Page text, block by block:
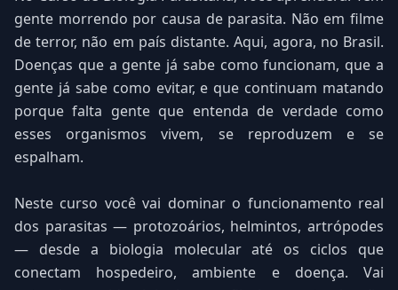
gente morrendo por causa de parasita. Não em filme
de terror, não em país distante. Aqui, agora, no Brasil.
Doenças que a gente já sabe como funcionam, que a
gente já sabe como evitar, e que continuam matando
porque falta gente que entenda de verdade como
esses organismos vivem, se reproduzem e se
espalham.
Neste curso você vai dominar o funcionamento real
dos parasitas — protozoários, helmintos, artrópodes
— desde a biologia molecular até os ciclos que
conectam hospedeiro, ambiente e doença. Vai